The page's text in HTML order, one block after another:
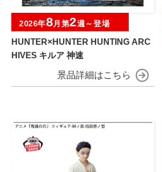
HUNTER×HUNTER HUNTING ARC
HIVES キルア 神速
2026年8月第2週～登場